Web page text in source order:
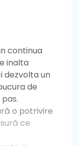
continua
inalta
dezvolta un
de
o potrivire
ce